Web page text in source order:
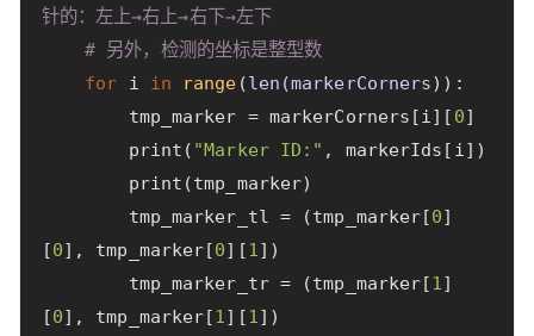
针的：左上→右上→右下→左下
# 另外，检测的坐标是整型数
for
i in range (len (markerCorners)):
tmp_marker = markerCorners [i][ 0]
print ( "Marker ID:" , markerIds [ i])
print (tmp_marker)
tmp_marker_tl = (tmp_marker[0]
[0], tmp_marker[0][1])
tmp_marker_tr = (tmp_marker[1]
[0], tmp_marker[1][1])